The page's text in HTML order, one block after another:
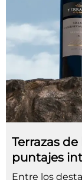
Terrazas
puntajes
Entre los